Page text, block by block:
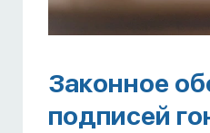
Законное
подписей